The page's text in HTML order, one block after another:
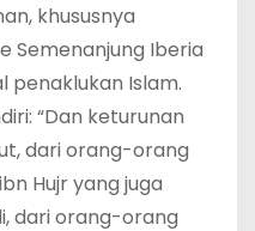
khususnya
Semenanjung Iberia
penaklukan Islam.
“Dan keturunan
dari orang-orang
Hujr yang juga
dari orang-orang